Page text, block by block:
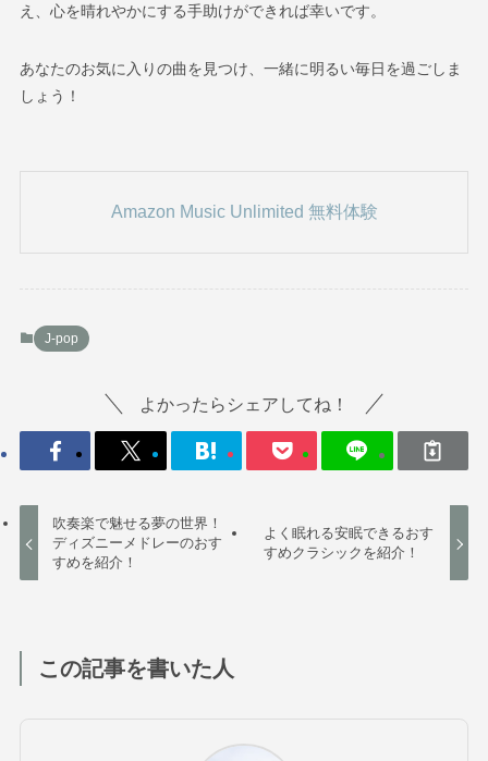
え、心を晴れやかにする手助けができれば幸いです。
あなたのお気に入りの曲を見つけ、一緒に明るい毎日を過ごしま
しょう！
Amazon Music Unlimited 無料体験
J-pop
よかったらシェアしてね！
吹奏楽で魅せる夢の世界！
ディズニーメドレーのおす
すめを紹介！
よく眠れる安眠できるおす
すめクラシックを紹介！
この記事を書いた人